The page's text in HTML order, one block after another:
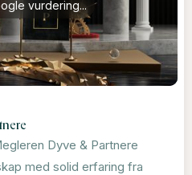
vurdering...
Dyve & Partnere
med solid erfaring fra